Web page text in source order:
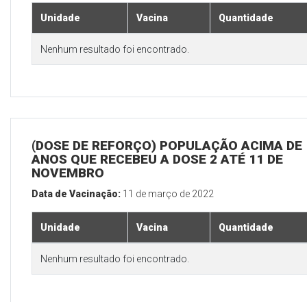
Unidade Vacina Quantidade
Nenhum resultado foi encontrado.
(DOSE DE REFORÇO) POPULAÇÃO ACIMA DE
ANOS QUE RECEBEU A DOSE 2 ATÉ 11 DE
NOVEMBRO
Data de Vacinação: 11 de março de 2022
Unidade Vacina Quantidade
Nenhum resultado foi encontrado.